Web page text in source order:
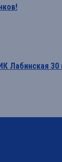
Лабинская 30